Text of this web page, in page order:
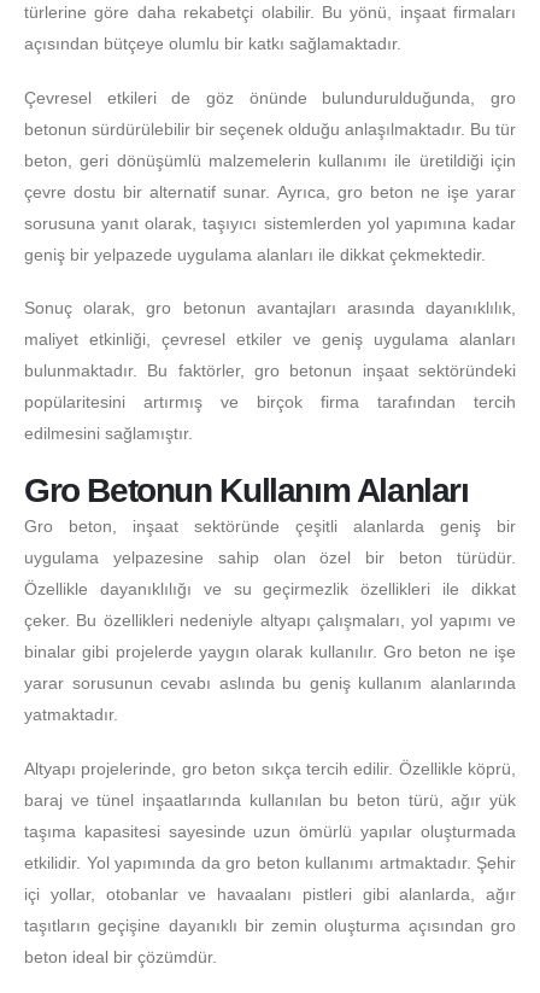
türlerine göre daha rekabetçi olabilir. Bu yönü, inşaat firmaları
açısından bütçeye olumlu bir katkı sağlamaktadır.
Çevresel etkileri de göz önünde bulundurulduğunda, gro
betonun sürdürülebilir bir seçenek olduğu anlaşılmaktadır. Bu tür
beton, geri dönüşümlü malzemelerin kullanımı ile üretildiği için
çevre dostu bir alternatif sunar. Ayrıca, gro beton ne işe yarar
sorusuna yanıt olarak, taşıyıcı sistemlerden yol yapımına kadar
geniş bir yelpazede uygulama alanları ile dikkat çekmektedir.
Sonuç olarak, gro betonun avantajları arasında dayanıklılık,
maliyet etkinliği, çevresel etkiler ve geniş uygulama alanları
bulunmaktadır. Bu faktörler, gro betonun inşaat sektöründeki
popülaritesini artırmış ve birçok firma tarafından tercih
edilmesini sağlamıştır.
Gro Betonun Kullanım Alanları
Gro beton, inşaat sektöründe çeşitli alanlarda geniş bir
uygulama yelpazesine sahip olan özel bir beton türüdür.
Özellikle dayanıklılığı ve su geçirmezlik özellikleri ile dikkat
çeker. Bu özellikleri nedeniyle altyapı çalışmaları, yol yapımı ve
binalar gibi projelerde yaygın olarak kullanılır. Gro beton ne işe
yarar sorusunun cevabı aslında bu geniş kullanım alanlarında
yatmaktadır.
Altyapı projelerinde, gro beton sıkça tercih edilir. Özellikle köprü,
baraj ve tünel inşaatlarında kullanılan bu beton türü, ağır yük
taşıma kapasitesi sayesinde uzun ömürlü yapılar oluşturmada
etkilidir. Yol yapımında da gro beton kullanımı artmaktadır. Şehir
içi yollar, otobanlar ve havaalanı pistleri gibi alanlarda, ağır
taşıtların geçişine dayanıklı bir zemin oluşturma açısından gro
beton ideal bir çözümdür.